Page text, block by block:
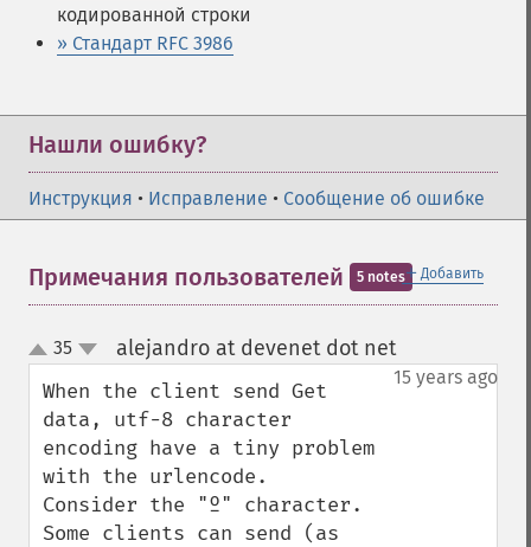
кодированной строки
» Стандарт RFC 3986
Нашли ошибку?
Инструкция • Исправление • Сообщение об ошибке
＋ Добавить
Примечания пользователей 5 notes
up
down
35 alejandro at devenet dot net¶
15 years ago
When the client send Get
data, utf-8 character
encoding have a tiny problem
with the urlencode.
Consider the "º" character.
Some clients can send (as